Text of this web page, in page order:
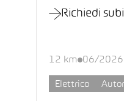
Richiedi
12 km 06/2026
Elettrico